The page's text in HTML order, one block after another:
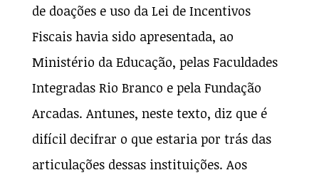
de doações e uso da Lei de Incentivos
Fiscais havia sido apresentada, ao
Ministério da Educação, pelas Faculdades
Integradas Rio Branco e pela Fundação
Arcadas. Antunes, neste texto, diz que é
difícil decifrar o que estaria por trás das
articulações dessas instituições. Aos